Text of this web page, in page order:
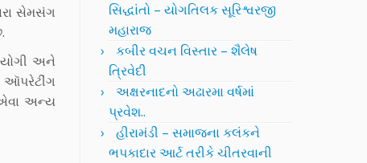
સેમસંગ
અને
ઑપરેટીંગ
અન્ય
સિદ્ધાંતો – યોગતિલક સૂરિશ્વરજી
મહારાજ
કબીર વચન વિસ્તાર – શૈલેષ
ત્રિવેદી
અક્ષરનાદનો અઢારમા વર્ષમાં
પ્રવેશ..
હીરામંડી – સમાજના કલંકને
ભપકાદાર આર્ટ તરીકે ચીતરવાની